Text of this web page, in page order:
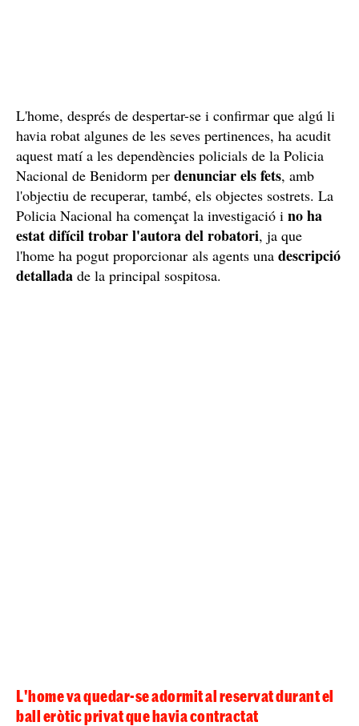
L'home, després de despertar-se i confirmar que algú li
havia robat algunes de les seves pertinences, ha acudit
aquest matí a les dependències policials de la Policia
Nacional de Benidorm per denunciar els fets, amb
l'objectiu de recuperar, també, els objectes sostrets. La
Policia Nacional ha començat la investigació i no ha
estat difícil trobar l'autora del robatori, ja que
l'home ha pogut proporcionar als agents una descripció
detallada de la principal sospitosa.
L'home va quedar-se adormit al reservat durant el
ball eròtic privat que havia contractat